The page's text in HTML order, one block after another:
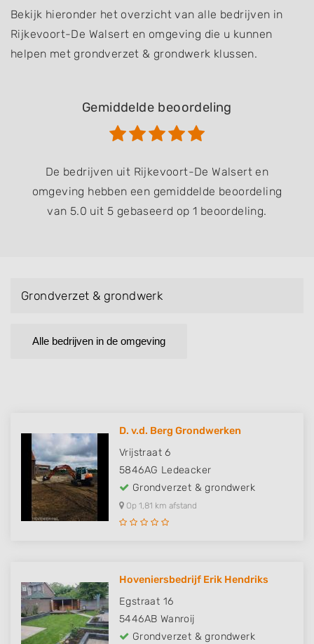
Bekijk hieronder het overzicht van alle bedrijven in
Rijkevoort-De Walsert en omgeving die u kunnen
helpen met grondverzet & grondwerk klussen.
Gemiddelde beoordeling
De bedrijven uit Rijkevoort-De Walsert en
omgeving hebben een gemiddelde beoordeling
van 5.0 uit 5 gebaseerd op 1 beoordeling.
Grondverzet & grondwerk
Alle bedrijven in de omgeving
D. v.d. Berg Grondwerken
Vrijstraat 6
5846AG Ledeacker
Grondverzet & grondwerk
Op 1,81 km afstand
Hoveniersbedrijf Erik Hendriks
Egstraat 16
5446AB Wanroij
Grondverzet & grondwerk